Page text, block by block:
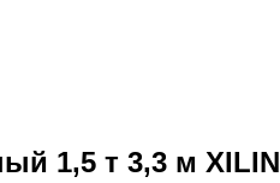
1,5 т 3,3 м XILIN